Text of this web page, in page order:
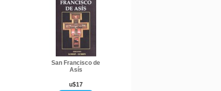
San Francisco de
Asís
u$17